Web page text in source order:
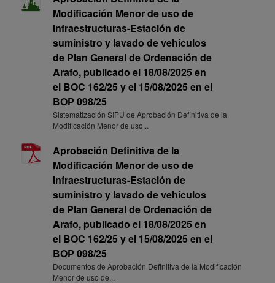
Modificación Menor de uso de
Infraestructuras-Estación de
suministro y lavado de vehículos
de Plan General de Ordenación de
Arafo, publicado el 18/08/2025 en
el BOC 162/25 y el 15/08/2025 en el
BOP 098/25
Sistematización SIPU de Aprobación Definitiva de la
Modificación Menor de uso...
Aprobación Definitiva de la
Modificación Menor de uso de
Infraestructuras-Estación de
suministro y lavado de vehículos
de Plan General de Ordenación de
Arafo, publicado el 18/08/2025 en
el BOC 162/25 y el 15/08/2025 en el
BOP 098/25
Documentos de Aprobación Definitiva de la Modificación
Menor de uso de...